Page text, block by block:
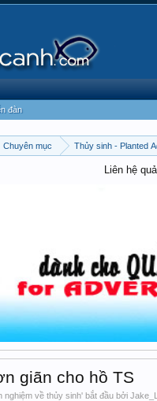
Chuyên mục Thủy sinh - Planted
Liên hệ
giãn cho hồ TS
nghiệm về thủy sinh' bắt đầu bởi
đàn